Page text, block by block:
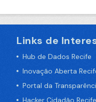
Links de
Hub de Dados Recife
Inovação Aberta
Portal da
Hacker Cidadão Recife